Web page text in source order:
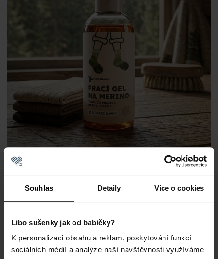
Souhlas Detaily Více o cookies
Libo sušenky jak od babičky?
K personalizaci obsahu a reklam, poskytování funkcí
sociálních médií a analýze naší návštěvnosti využíváme